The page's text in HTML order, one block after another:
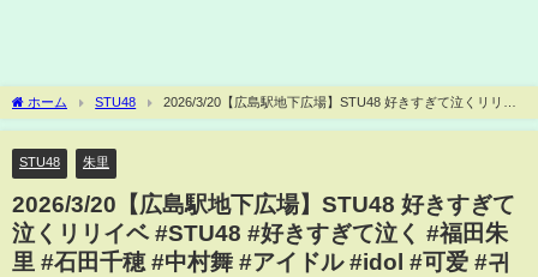
ホーム STU48
2026/3/20【広島駅地下広場】STU48 好きすぎて泣くリリイ
ベ #STU48 #好きすぎて泣く #福田朱里 #石田千穂 #中村舞 #アイドル #idol #可爱 #귀엽
STU48
朱里
2026/3/20【広島駅地下広場】STU48 好きすぎて
泣くリリイベ #STU48 #好きすぎて泣く #福田朱
里 #石田千穂 #中村舞 #アイドル #idol #可爱 #귀